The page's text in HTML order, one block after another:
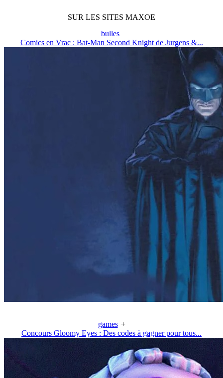
SUR LES SITES MAXOE
bulles
Comics en Vrac : Bat-Man Second Knight de Jurgens &...
games +
Concours Gloomy Eyes : Des codes à gagner pour tous...